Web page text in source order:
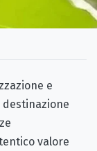
e
valore